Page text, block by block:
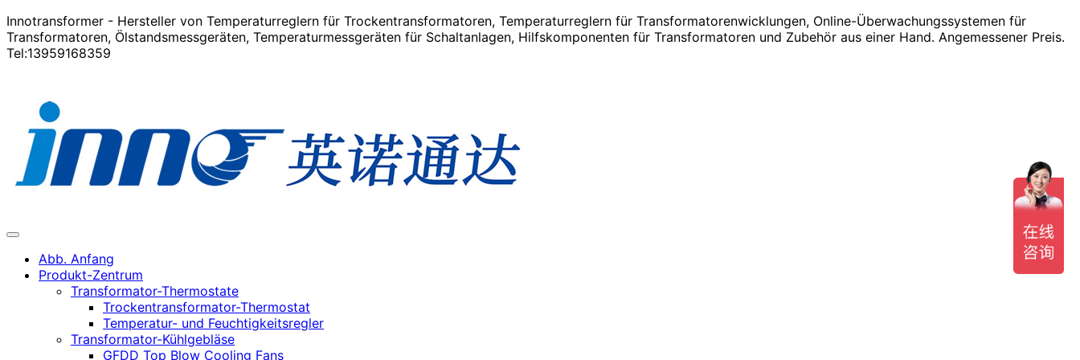
Innotransformer - Hersteller von Temperaturreglern für Trockentransformatoren, Temperaturreglern für Transformatorenwicklungen, Online-Überwachungssystemen für
Transformatoren, Ölstandsmessgeräten, Temperaturmessgeräten für Schaltanlagen, Hilfskomponenten für Transformatoren und Zubehör aus einer Hand. Angemessener Preis.
Tel:13959168359
Abb. Anfang
Produkt-Zentrum
Transformator-Thermostate
Trockentransformator-Thermostat
Temperatur- und Feuchtigkeitsregler
Transformator-Kühlgebläse
GFDD Top Blow Cooling Fans